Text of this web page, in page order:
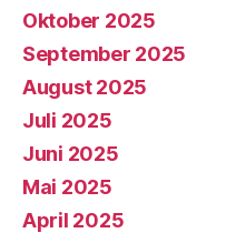
Oktober 2025
September 2025
August 2025
Juli 2025
Juni 2025
Mai 2025
April 2025